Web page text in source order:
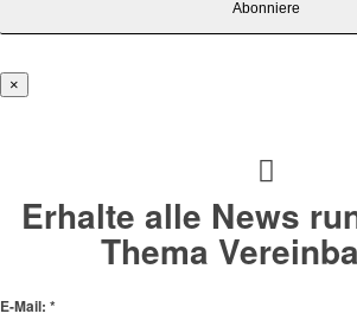
×
Erhalte alle News
Thema
E-Mail: *